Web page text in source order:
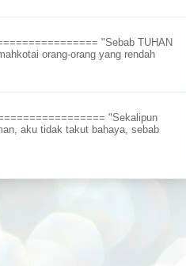
"Sebab TUHAN
orang-orang yang rendah
"Sekalipun
aku tidak takut bahaya, sebab